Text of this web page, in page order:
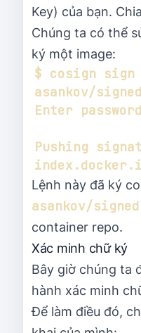
Key) của bạn.
Chúng ta có thể
ký một image:
$ cosign sign
Enter
Pushing
Lệnh này đã ký
asankov/signed
container repo.
Xác minh chữ ký
Bây giờ chúng ta
hành xác minh
Để làm điều đó,